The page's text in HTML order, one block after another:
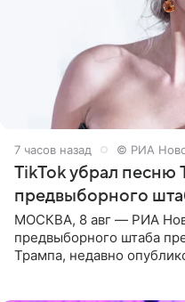
7 часов назад © РИА
TikTok убрал песню
предвыборного
МОСКВА, 8 авг — РИА
предвыборного штаба
Трампа, недавно